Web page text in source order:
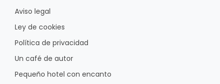
Aviso legal
Ley de cookies
Política de privacidad
Un café de autor
Pequeño hotel con encanto